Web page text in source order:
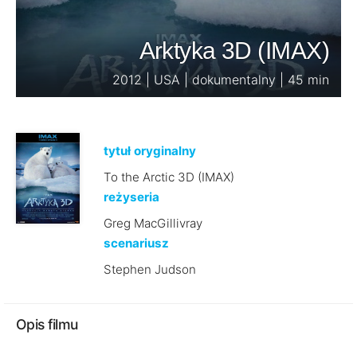
Arktyka 3D (IMAX)
2012 | USA | dokumentalny | 45 min
tytuł oryginalny
To the Arctic 3D (IMAX)
reżyseria
Greg MacGillivray
scenariusz
Stephen Judson
Opis filmu